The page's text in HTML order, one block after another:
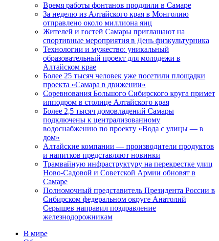
Время работы фонтанов продлили в Самаре
За неделю из Алтайского края в Монголию
отправлено около миллиона яиц
Жителей и гостей Самары приглашают на
спортивные мероприятия в День физкультурника
Технологии и мужество: уникальный
образовательный проект для молодежи в
Алтайском крае
Более 25 тысяч человек уже посетили площадки
проекта «Самара в движении»
Соревнования Большого Сибирского круга примет
ипподром в столице Алтайского края
Более 2,5 тысяч домовладений Самары
подключены к централизованному
водоснабжению по проекту «Вода с улицы — в
дом»
Алтайские компании — производители продуктов
и напитков представляют новинки
Трамвайную инфраструктуру на перекрестке улиц
Ново-Садовой и Советской Армии обновят в
Самаре
Полномочный представитель Президента России в
Сибирском федеральном округе Анатолий
Серышев направил поздравление
железнодорожникам
В мире